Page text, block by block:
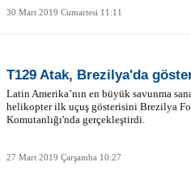
30 Mart 2019 Cumartesi 11:11
T129 Atak, Brezilya'da
Latin Amerika’nın en büyük savunma
helikopter ilk uçuş gösterisini Brezilya
Komutanlığı'nda gerçekleştirdi.
27 Mart 2019 Çarşamba 10:27